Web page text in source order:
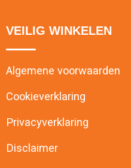
VEILIG WINKELEN
Algemene voorwaarden
Cookieverklaring
Privacyverklaring
Disclaimer